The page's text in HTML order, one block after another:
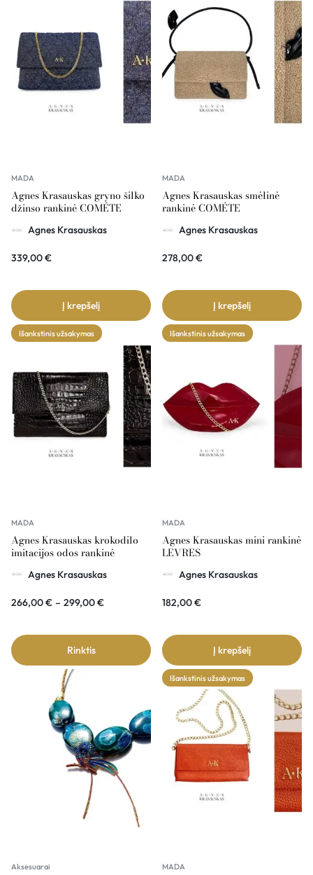
MADA
Agnes Krasauskas gryno šilko
džinso rankinė COMÉTE
Agnes Krasauskas
339,00€
Į krepšelį
MADA
Agnes Krasauskas smėlinė
rankinė COMÉTE
Agnes Krasauskas
278,00€
Į krepšelį
Išankstinis užsakymas
MADA
Agnes Krasauskas krokodilo
imitacijos odos rankinė
Agnes Krasauskas
266,00€ – 299,00€
Rinktis
Išankstinis užsakymas
MADA
Agnes Krasauskas mini rankinė
LEVRES
Agnes Krasauskas
182,00€
Į krepšelį
Aksesuarai
Išankstinis užsakymas
MADA